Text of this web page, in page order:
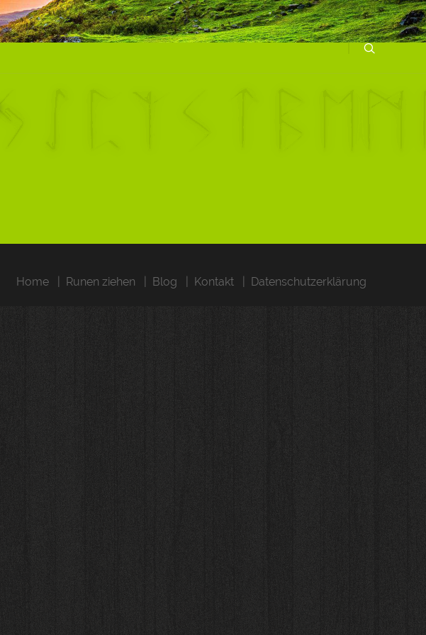
Home Runen ziehen Blog Kontakt Datenschutzerklärung